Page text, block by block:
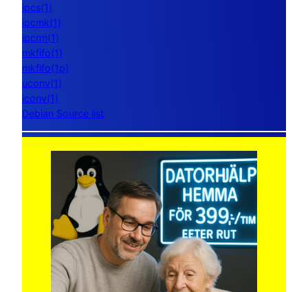
ipcs(1)
ipcmk(1)
ipcrm(1)
mkfifo(1)
mkfifo(1p)
uconv(1)
iconv(1)
Debian Source list